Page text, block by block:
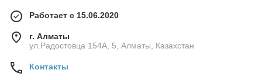
Работает с 15.06.2020
г. Алматы
ул.Радостовца 154А, 5, Алматы, Казахстан
Контакты